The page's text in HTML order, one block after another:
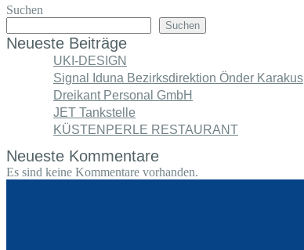
Suchen
Suchen
Neueste Beiträge
UKI-DESIGN
Signal Iduna Bezirksdirektion Önder Karakus
Dreikant Personal GmbH
JET Tankstelle
KÜSTENPERLE RESTAURANT
Neueste Kommentare
Es sind keine Kommentare vorhanden.